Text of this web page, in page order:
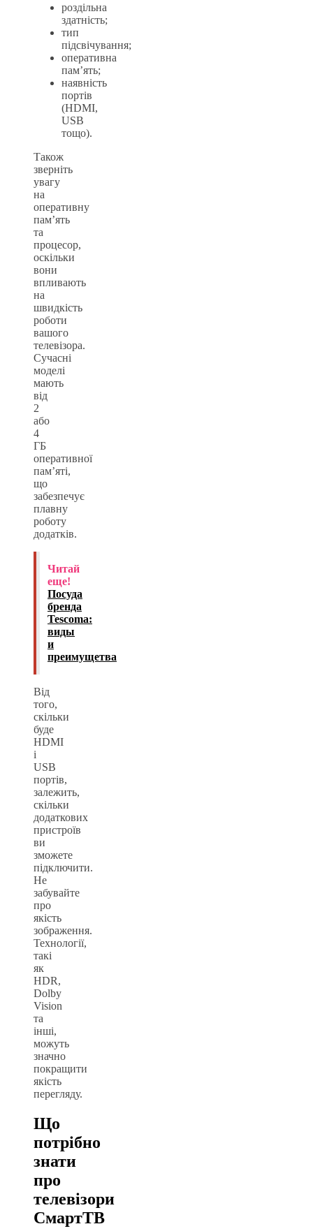
роздільна
здатність;
тип
підсвічування;
оперативна
пам’ять;
наявність
портів
(HDMI,
USB
тощо).
Також
зверніть
увагу
на
оперативну
пам’ять
та
процесор,
оскільки
вони
впливають
на
швидкість
роботи
вашого
телевізора.
Сучасні
моделі
мають
від
2
або
4
ГБ
оперативної
пам’яті,
що
забезпечує
плавну
роботу
додатків.
Читай
еще!
Посуда
бренда
Tescoma:
виды
и
преимущетва
Від
того,
скільки
буде
HDMI
і
USB
портів,
залежить,
скільки
додаткових
пристроїв
ви
зможете
підключити.
Не
забувайте
про
якість
зображення.
Технології,
такі
як
HDR,
Dolby
Vision
та
інші,
можуть
значно
покращити
якість
перегляду.
Що
потрібно
знати
про
телевізори
СмартТВ